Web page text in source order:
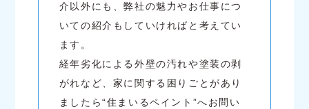
介以外にも、弊社の魅力やお仕事につ
いての紹介もしていければと考えてい
ます。
経年劣化による外壁の汚れや塗装の剥
がれなど、家に関する困りごとがあり
ましたら“住まいるペイント”へお問い